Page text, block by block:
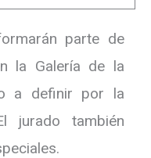
parte de
la Galería de la
a definir por la
jurado también